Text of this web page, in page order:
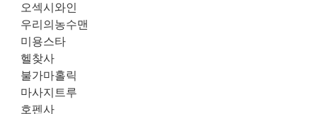
오섹시와인
우리의농수맨
미용스타
헬찾사
불가마홀릭
마사지트루
호펜사